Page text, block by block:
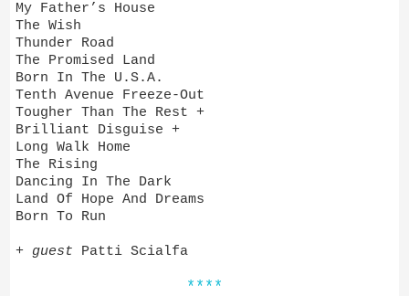
My Father’s House
The Wish
Thunder Road
The Promised Land
Born In The U.S.A.
Tenth Avenue Freeze-Out
Tougher Than The Rest +
Brilliant Disguise +
Long Walk Home
The Rising
Dancing In The Dark
Land Of Hope And Dreams
Born To Run
+ guest Patti Scialfa
****